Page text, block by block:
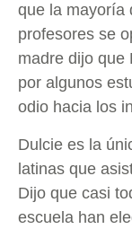
que la mayoría
profesores se
madre dijo que
por algunos
odio hacia los
Dulcie es la
latinas que
Dijo que casi
escuela han